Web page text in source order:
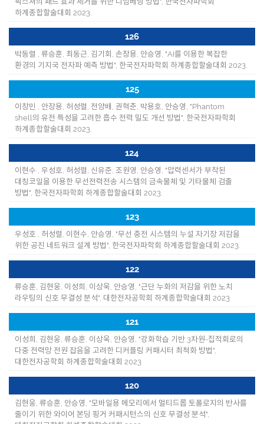
하계종합할술대회 2023.
126
박동렬 , 류승훈, 최동근, 김기회, 손창용, 안승영, "AI를 이용한 복잡한
환경의 기지국 전자파 예측 방법", 한국전자파학회 하계종합할술대회 2023.
125
이창민 , 안장용, 허성렬, 전양배, 권혁춘, 박용호, 안승영, "Phantom
shell의 유전 특성을 고려한 흡수 전력 밀도 개선 방법", 한국전자파학회
하계종합할술대회 2023.
124
이현수 , 우성호, 허성렬, 신유준, 조원영, 안승영, "압력센서가 부착된
대칭코일을 이용한 무선전력전송 시스템의 금속물체 및 기타물체 검출
방법", 한국전자파학회 하계종합할술대회 2023.
123
우성호 , 허성렬, 이현수, 안승영, "무선 충전 시스템의 누설 자기장 저감을
위한 공진 네트워크 설계 방법", 한국전자파학회 하계종합할술대회 2023.
122
류승훈, 김현웅, 이성희, 이상욱, 안승영, "근단 누화의 저감을 위한 노치
라우팅의 신호 무결성 분석", 대한전자공학회 하계종합학술대회 2023
121
이성희, 김현웅, 류승훈, 이상욱, 안승영, "강화학습 기반 3차원-집적회로의
다중 전력망 전원 잡음을 고려한 디커플링 커패시터 최척화 방법",
대한전자공학회 하계종합학술대회 2023
120
김현웅, 류승훈, 안승영, "모바일용 메모리에서 멀티드롭 토폴로지의 반사를
줄이기 위한 와이어 본딩 핑거 커패시턴스의 신호 무결성 분석",